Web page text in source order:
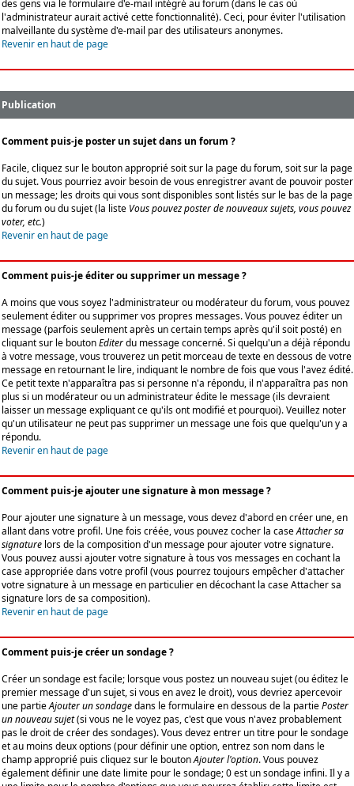
des gens via le formulaire d'e-mail intégré au forum (dans le cas où
l'administrateur aurait activé cette fonctionnalité). Ceci, pour éviter l'utilisation
malveillante du système d'e-mail par des utilisateurs anonymes.
Revenir en haut de page
Publication
Comment puis-je poster un sujet dans un forum ?
Facile, cliquez sur le bouton approprié soit sur la page du forum, soit sur la page
du sujet. Vous pourriez avoir besoin de vous enregistrer avant de pouvoir poster
un message; les droits qui vous sont disponibles sont listés sur le bas de la page
du forum ou du sujet (la liste Vous pouvez poster de nouveaux sujets, vous pouvez
voter, etc.)
Revenir en haut de page
Comment puis-je éditer ou supprimer un message ?
A moins que vous soyez l'administrateur ou modérateur du forum, vous pouvez
seulement éditer ou supprimer vos propres messages. Vous pouvez éditer un
message (parfois seulement après un certain temps après qu'il soit posté) en
cliquant sur le boutonEditerdu message concerné. Si quelqu'un a déjà répondu
à votre message, vous trouverez un petit morceau de texte en dessous de votre
message en retournant le lire, indiquant le nombre de fois que vous l'avez édité.
Ce petit texte n'apparaîtra pas si personne n'a répondu, il n'apparaîtra pas non
plus si un modérateur ou un administrateur édite le message (ils devraient
laisser un message expliquant ce qu'ils ont modifié et pourquoi). Veuillez noter
qu'un utilisateur ne peut pas supprimer un message une fois que quelqu'un y a
répondu.
Revenir en haut de page
Comment puis-je ajouter une signature à mon message ?
Pour ajouter une signature à un message, vous devez d'abord en créer une, en
allant dans votre profil. Une fois créée, vous pouvez cocher la caseAttacher sa
signature lors de la composition d'un message pour ajouter votre signature.
Vous pouvez aussi ajouter votre signature à tous vos messages en cochant la
case appropriée dans votre profil (vous pourrez toujours empêcher d'attacher
votre signature à un message en particulier en décochant la case Attacher sa
signature lors de sa composition).
Revenir en haut de page
Comment puis-je créer un sondage ?
Créer un sondage est facile; lorsque vous postez un nouveau sujet (ou éditez le
premier message d'un sujet, si vous en avez le droit), vous devriez apercevoir
une partieAjouter un sondagedans le formulaire en dessous de la partiePoster
un nouveau sujet(si vous ne le voyez pas, c'est que vous n'avez probablement
pas le droit de créer des sondages). Vous devez entrer un titre pour le sondage
et au moins deux options (pour définir une option, entrez son nom dans le
champ approprié puis cliquez sur le boutonAjouter l'option. Vous pouvez
également définir une date limite pour le sondage; 0 est un sondage infini. Il y a